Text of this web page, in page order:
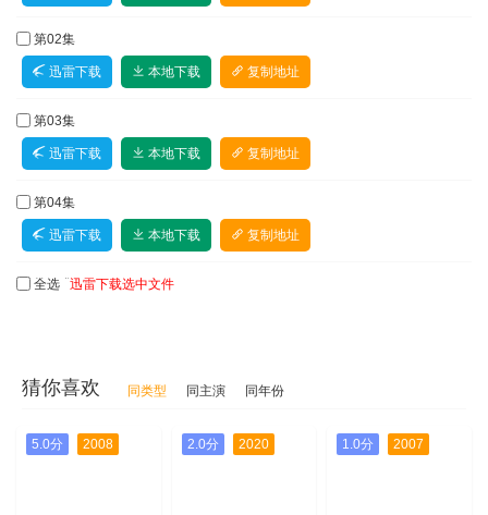
第02集
迅雷下载 本地下载 复制地址
第03集
迅雷下载 本地下载 复制地址
第04集
迅雷下载 本地下载 复制地址
第05集
迅雷下载 本地下载 复制地址
全选 迅雷下载选中文件
猜你喜欢 同类型 同主演 同年份
5.0分 2008 2.0分 2020 1.0分 2007